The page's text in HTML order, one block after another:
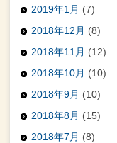
2019年1月 (7)
2018年12月 (8)
2018年11月 (12)
2018年10月 (10)
2018年9月 (10)
2018年8月 (15)
2018年7月 (8)